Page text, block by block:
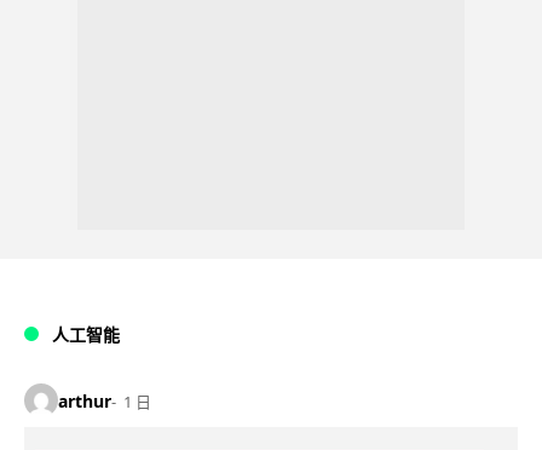
人工智能
arthur 1 日